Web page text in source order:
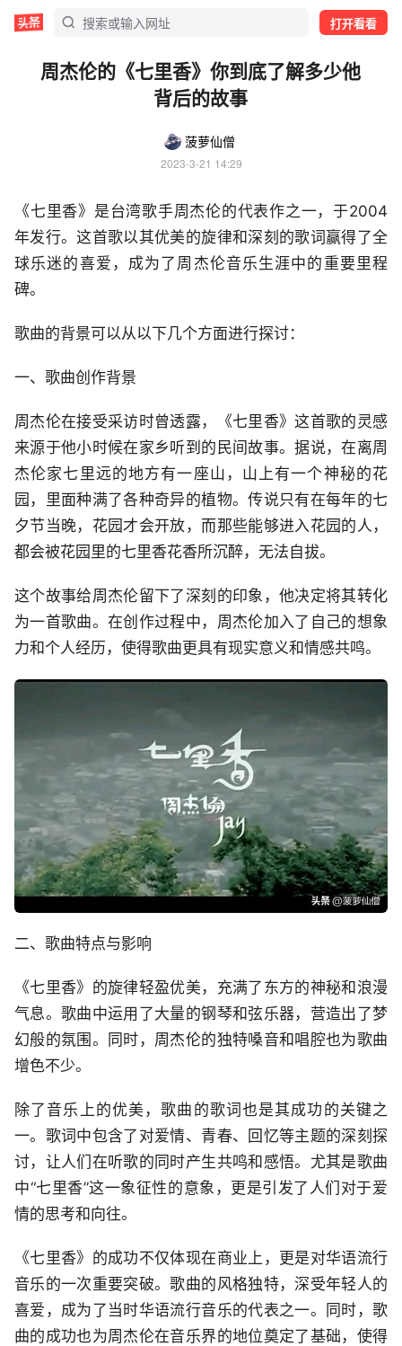
打开看看
周杰伦的《七里香》你到底了解多少他
背后的故事
菠萝仙僧
2023-3-21 14:29
《七里香》是台湾歌手周杰伦的代表作之一，于2004
年发行。这首歌以其优美的旋律和深刻的歌词赢得了全
球乐迷的喜爱，成为了周杰伦音乐生涯中的重要里程
碑。
歌曲的背景可以从以下几个方面进行探讨：
一、歌曲创作背景
周杰伦在接受采访时曾透露，《七里香》这首歌的灵感
来源于他小时候在家乡听到的民间故事。据说，在离周
杰伦家七里远的地方有一座山，山上有一个神秘的花
园，里面种满了各种奇异的植物。传说只有在每年的七
夕节当晚，花园才会开放，而那些能够进入花园的人，
都会被花园里的七里香花香所沉醉，无法自拔。
这个故事给周杰伦留下了深刻的印象，他决定将其转化
为一首歌曲。在创作过程中，周杰伦加入了自己的想象
力和个人经历，使得歌曲更具有现实意义和情感共鸣。
二、歌曲特点与影响
《七里香》的旋律轻盈优美，充满了东方的神秘和浪漫
气息。歌曲中运用了大量的钢琴和弦乐器，营造出了梦
幻般的氛围。同时，周杰伦的独特嗓音和唱腔也为歌曲
增色不少。
除了音乐上的优美，歌曲的歌词也是其成功的关键之
一。歌词中包含了对爱情、青春、回忆等主题的深刻探
讨，让人们在听歌的同时产生共鸣和感悟。尤其是歌曲
中“七里香”这一象征性的意象，更是引发了人们对于爱
情的思考和向往。
《七里香》的成功不仅体现在商业上，更是对华语流行
音乐的一次重要突破。歌曲的风格独特，深受年轻人的
喜爱，成为了当时华语流行音乐的代表之一。同时，歌
曲的成功也为周杰伦在音乐界的地位奠定了基础，使得